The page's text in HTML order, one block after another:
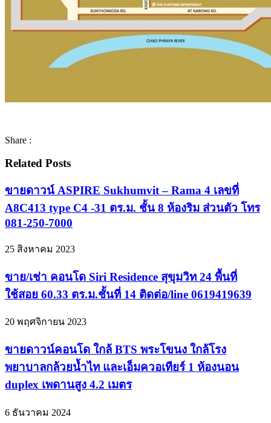
Share :
Related Posts
ขายดาวน์ ASPIRE Sukhumvit – Rama 4 เลขที่
A8C413 type C4 -31 ตร.ม. ชั้น 8 ห้องริม ส่วนตัว โทร
081-250-7000
25 สิงหาคม 2023
ขาย/เช่า คอนโด Siri Residence สุขุมวิท 24 พื้นที่
ใช้สอย 60.33 ตร.ม.ชั้นที่ 14 ติดต่อ/line 0619419639
20 พฤศจิกายน 2023
ขายดาวน์คอนโด ใกล้ BTS พระโขนง ใกล้โรง
พยาบาลกล้วยน้ำไท และเอ็มควอเทียร์ 1 ห้องนอน
duplex เพดานสูง 4.2 เมตร
6 ธันวาคม 2024